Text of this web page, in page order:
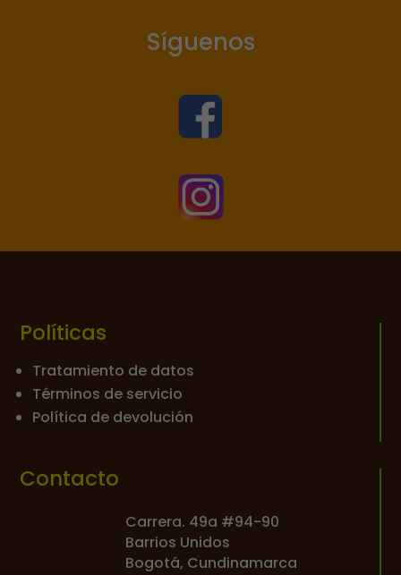
Síguenos


Políticas
Tratamiento de datos
Términos de servicio
Política de devolución
Contacto
Carrera. 49a #94-90
Barrios Unidos
Bogotá, Cundinamarca